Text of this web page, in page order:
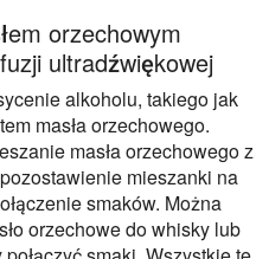
orzechowym
ultradźwiękowej
alkoholu, takiego jak
masła orzechowego.
masła orzechowego z
mieszanki na
smaków. Można
orzechowe do whisky lub